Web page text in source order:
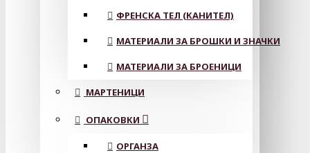
ФРЕНСКА ТЕЛ (КАНИТЕЛ)
МАТЕРИАЛИ ЗА БРОШКИ И ЗНАЧКИ
МАТЕРИАЛИ ЗА БРОЕНИЦИ
МАРТЕНИЦИ
ОПАКОВКИ
ОРГАНЗА